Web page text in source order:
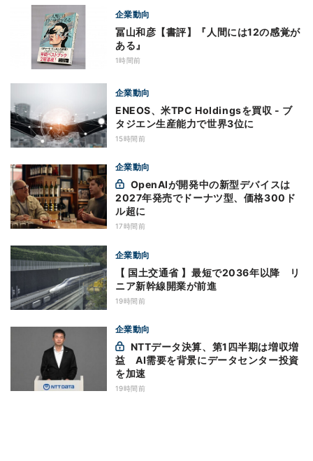
企業動向
冨山和彦【書評】『人間には12の感覚が
ある』
1時間前
企業動向
ENEOS、米TPC Holdingsを買収 - ブ
タジエン生産能力で世界3位に
15時間前
企業動向
2027年発売でドーナツ型、価格300ド
ル超に
17時間前
企業動向
【 国土交通省 】最短で2036年以降 リ
ニア新幹線開業が前進
19時間前
企業動向
益 AI需要を背景にデータセンター投資
を加速
19時間前